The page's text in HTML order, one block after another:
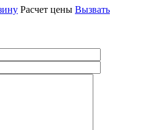
Расчет цены Вызвать